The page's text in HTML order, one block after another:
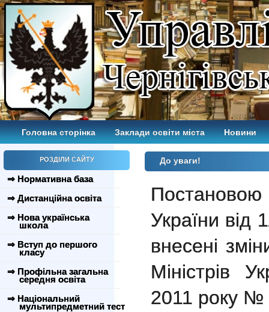
Головна сторінка Заклади освіти міста Новини
РОЗДІЛИ САЙТУ
⇒ Нормативна база
⇒ Дистанційна освіта
⇒ Нова українська
школа
⇒ Вступ до першого
класу
⇒ Профільна загальна
середня освіта
⇒ Національний
мультипредметний тест
До уваги!
України від
внесені
Міністрів
2011 року №